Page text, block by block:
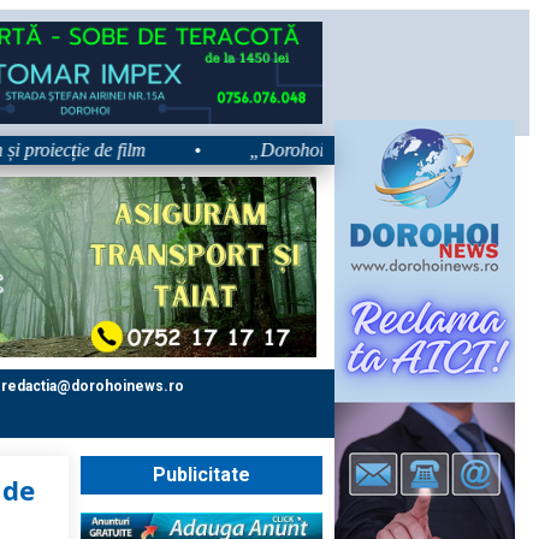
de film • „Dorohoiul, în Sărbătoare!” – trei zile
redactia@dorohoinews.ro
Publicitate